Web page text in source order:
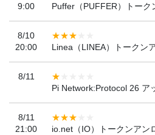
9:00
Puffer（PUFFER）トーク
8/10
20:00
Linea（LINEA）トークン
8/11
Pi Network:Protocol 26 ア
8/11
21:00
io.net（IO）トークンアン